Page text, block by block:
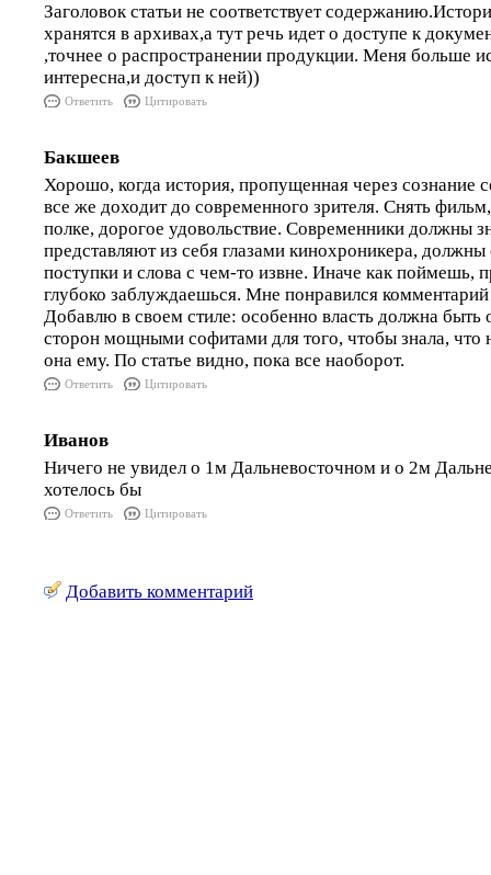
Заголовок статьи не соответствует
хранятся в архивах,а тут речь идет о доступе к
,точнее о распространении продукции. Меня больше
интересна,и доступ к ней))
Ответить Цитировать
Бакшеев
Хорошо, когда история, пропущенная через сознание
все же доходит до современного зрителя. Снять
полке, дорогое удовольствие. Современники должны
представляют из себя глазами кинохроникера, должны
поступки и слова с чем-то извне. Иначе как поймешь,
глубоко заблуждаешься. Мне понравился
Добавлю в своем стиле: особенно власть должна быть
сторон мощными софитами для того, чтобы знала, что
она ему. По статье видно, пока все наоборот.
Ответить Цитировать
Иванов
Ничего не увидел о 1м Дальневосточном и о 2м
хотелось бы
Ответить Цитировать
Добавить комментарий